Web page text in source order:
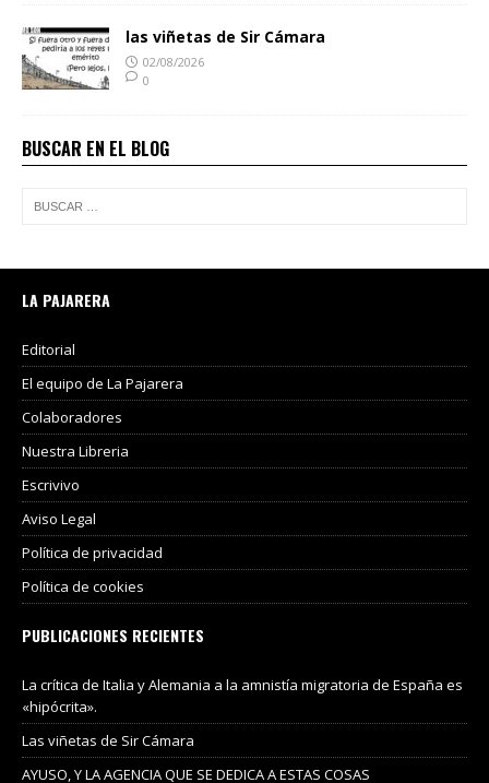
las viñetas de Sir Cámara
02/08/2026
0
BUSCAR EN EL BLOG
LA PAJARERA
Editorial
El equipo de La Pajarera
Colaboradores
Nuestra Libreria
Escrivivo
Aviso Legal
Política de privacidad
Política de cookies
PUBLICACIONES RECIENTES
La crítica de Italia y Alemania a la amnistía migratoria de España es
«hipócrita».
Las viñetas de Sir Cámara
AYUSO, Y LA AGENCIA QUE SE DEDICA A ESTAS COSAS